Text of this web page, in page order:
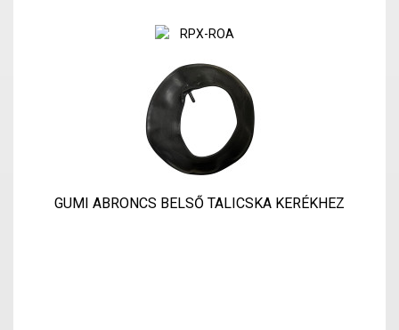
GUMI ABRONCS BELSŐ TALICSKA KERÉKHEZ